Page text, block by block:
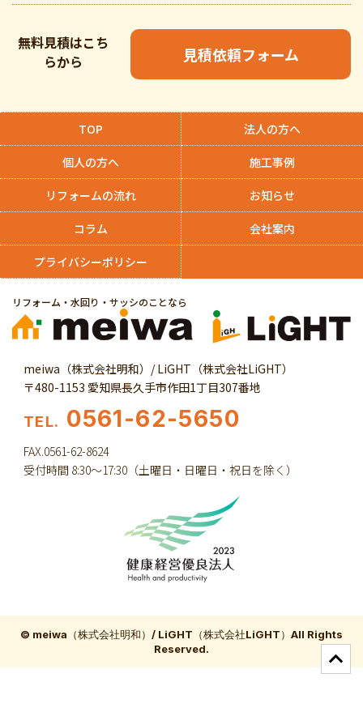
無料見積はこち
らから
見積依頼フォーム
リフォーム・水回り・サッシのことなら
meiwa（株式会社明和）/ LiGHT（株式会社LiGHT）
〒480-1153 愛知県長久手市作田1丁目307番地
TEL. 0561-62-5650
FAX.0561-62-8624
受付時間 8:30～17:30（土曜日・日曜日・祝日を除く）
TOP 法人の方へ
個人の方へ 施工事例
リフォームの流れ お知らせ
コラム 会社案内
プライバシーポリシー
© meiwa（株式会社明和）/ LiGHT（株式会社LiGHT）All Rights
Reserved.